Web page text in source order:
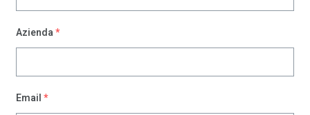
Azienda*
Email*